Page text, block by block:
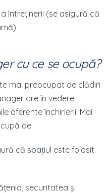
întreținerii (se asigură că
cu ce se ocupă?
mai preocupat de clădiri
are în vedere
aferente închirierii. Mai
de:
că spațiul este folosit
securitatea și